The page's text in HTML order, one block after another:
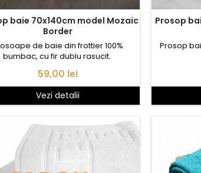
model Mozaic
Border
de baie din frottier 100%
bumbac, cu fir dublu rasucit.
Pret
59,00 lei
Vezi detalii
Prosop baie 70x140cm model Greek
Prosop